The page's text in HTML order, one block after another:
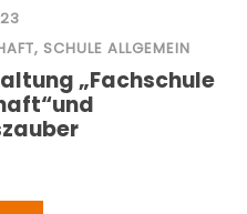
, SCHULE ALLGEMEIN
„Fachschule